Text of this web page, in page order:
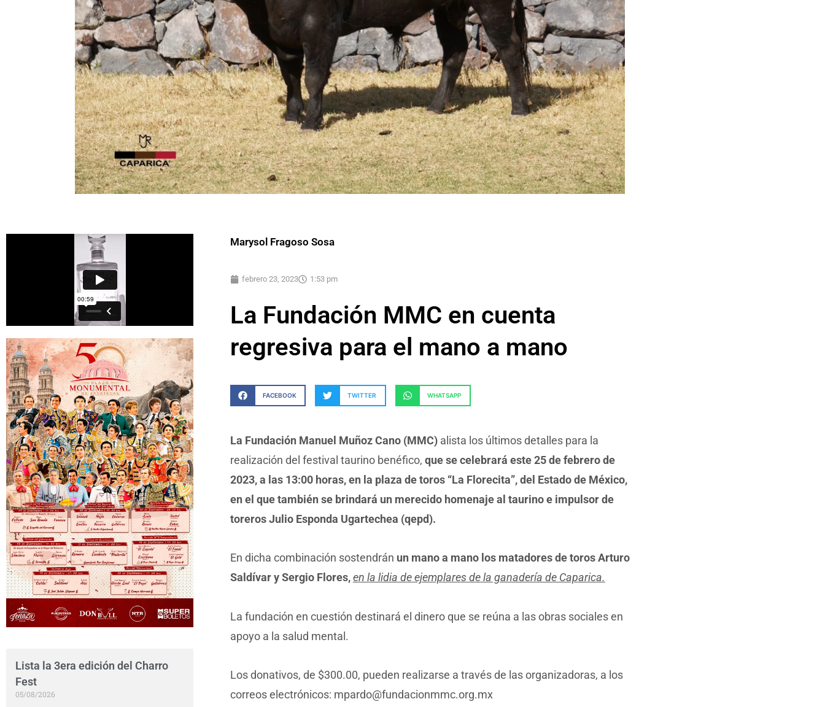
Lista la 3era edición del Charro
Fest
05/08/2026
Marysol Fragoso Sosa
febrero 23, 2023 1:53 pm
La Fundación MMC en cuenta
regresiva para el mano a mano
FACEBOOK TWITTER WHATSAPP
La Fundación Manuel Muñoz Cano (MMC)alista los últimos detalles para la
realización del festival taurino benéfico, que se celebrará este 25 de febrero de
2023, a las 13:00 horas, en la plaza de toros “La Florecita”, del Estado de México,
en el que también se brindará un merecido homenaje al taurino e impulsor de
toreros Julio Esponda Ugartechea (qepd).
En dicha combinación sostendrán un mano a mano los matadores de toros Arturo
Saldívar y Sergio Flores,en la lidia de ejemplares de la ganadería de Caparica.
La fundación en cuestión destinará el dinero que se reúna a las obras sociales en
apoyo a la salud mental.
Los donativos, de $300.00, pueden realizarse a través de las organizadoras, a los
correos electrónicos: mpardo@fundacionmmc.org.mx